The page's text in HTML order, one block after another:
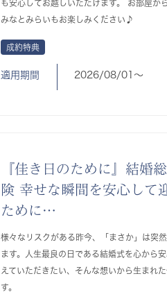
も安心してお越しいただけます。 お部屋か
みなとみらいもお楽しみください♪
成約特典
適用期間 2026/08/01〜
『佳き日のために』結婚
険 幸せな瞬間を安心して
ために…
様々なリスクがある昨今、「まさか」は突
ます。人生最良の日である結婚式を心から
えていただきたい、そんな想いから生まれ
す。